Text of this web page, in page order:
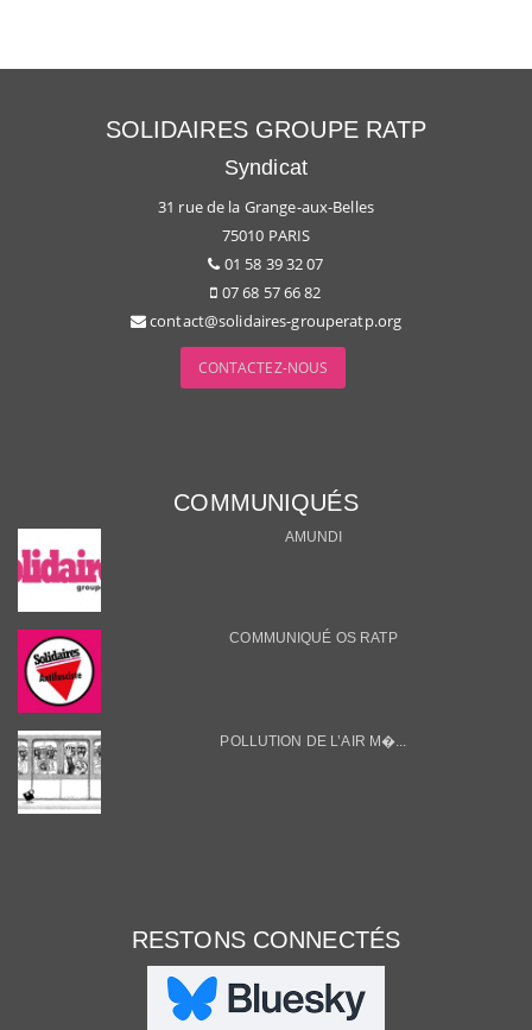
SOLIDAIRES GROUPE RATP
Syndicat
31 rue de la Grange-aux-Belles
75010 PARIS
01 58 39 32 07
07 68 57 66 82
contact@solidaires-grouperatp.org
CONTACTEZ-NOUS
COMMUNIQUÉS
AMUNDI
COMMUNIQUÉ OS RATP
POLLUTION DE L’AIR M�...
RESTONS CONNECTÉS